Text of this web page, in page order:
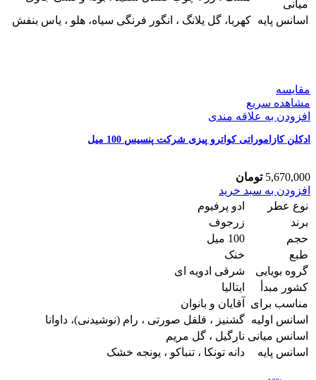
میانی
اسانس پایه کهربا، گل یلانگ ، انگور فرنگی سیاه، هلو ، یاس بنفش
مقایسه
مشاهده سریع
افزودن به علاقه مندی
ادکلن کازاموراتی کواترو پیزی شرکت پنسیس 100 میل
5,670,000 تومان
ادکلن
کازاموراتی
کواترو
پیزی
شرکت
پنسیس
100
میل
عدد
افزودن به سبد خرید
نوع عطر
ادو پرفیوم
برند
زرجوف
حجم
100 میل
طبع
خنک
گروه بویایی
شرقی ادویه ای
کشور مبدأ
ایتالیا
مناسب برای
آقایان و بانوان
اسانس اولیه گشنیز ، فلفل صورتی ، رام (نوشیدنی)، داوانا
اسانس میانی نارگیل ، گل مریم
اسانس پایه
دانه تونکا ، تنباکو ، یونجه خشک